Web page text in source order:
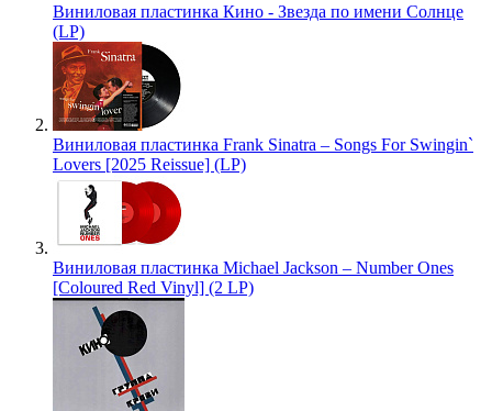
Виниловая пластинка Кино - Звезда по имени Солнце
(LP)
Виниловая пластинка Frank Sinatra – Songs For Swingin`
Lovers [2025 Reissue] (LP)
Виниловая пластинка Michael Jackson – Number Ones
[Coloured Red Vinyl] (2 LP)